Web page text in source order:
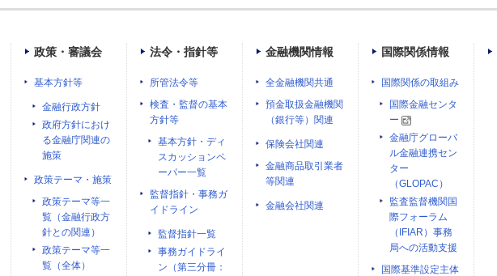
政策・審議会
基本方針等
金融行政方針
政府方針におけ
る金融庁関連の
施策
政策テーマ・施策
政策テーマ等一
覧（金融行政方
針との関連）
政策テーマ等一
覧（全体）
法令・指針等
所管法令等
検査・監督の基本
方針等
基本方針・ディ
スカッションペ
ーパー一覧
監督指針・事務ガ
イドライン
監督指針一覧
事務ガイドライ
ン（第三分冊：
金融機関情報
全金融機関共通
預金取扱金融機関
（銀行等）関連
保険会社関連
金融商品取引業者
等関連
金融会社関連
国際関係情報
国際関係の取組み
国際金融センタ
ー
金融庁グローバ
ル金融連携セン
ター
（GLOPAC）
監査監督機関国
際フォーラム
（IFIAR）事務
局への活動支援
国際基準設定主体